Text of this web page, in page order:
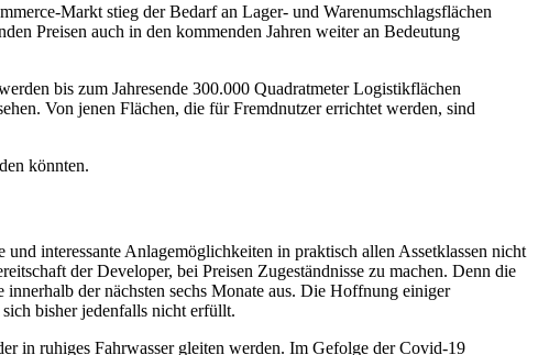
Markt stieg der Bedarf an Lager- und Warenumschlagsflächen
Preisen auch in den kommenden Jahren weiter an Bedeutung
bis zum Jahresende 300.000 Quadratmeter Logistikflächen
Von jenen Flächen, die für Fremdnutzer errichtet werden, sind
könnten.
interessante Anlagemöglichkeiten in praktisch allen Assetklassen nicht
der Developer, bei Preisen Zugeständnisse zu machen. Denn die
der nächsten sechs Monate aus. Die Hoffnung einiger
bisher jedenfalls nicht erfüllt.
in ruhiges Fahrwasser gleiten werden. Im Gefolge der Covid-19